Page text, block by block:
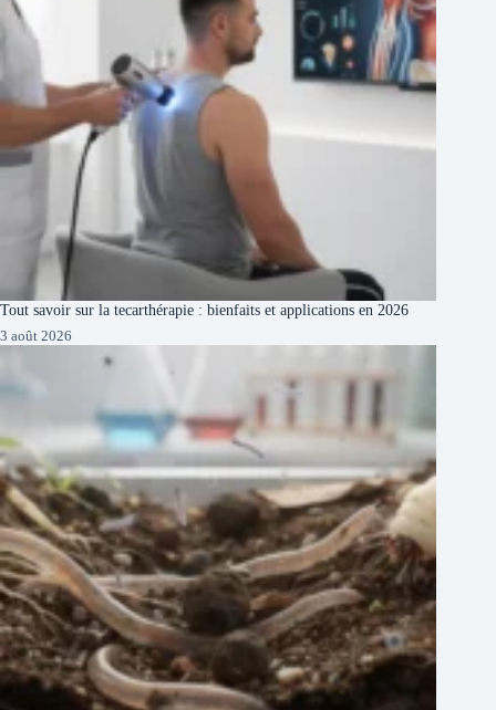
Tout savoir sur la tecarthérapie : bienfaits et applications en 2026
3 août 2026